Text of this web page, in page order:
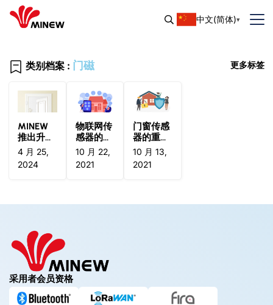
中文(简体)
类别档案 : 门磁 更多标签
MINEW
推出升级
版智能门
传感器，
提供可靠
4 月 25,
2024
物联网传
感器的基
础知识
10 月 22,
2021
门窗传感
器的重要
性
10 月 13,
2021
采用者会员资格